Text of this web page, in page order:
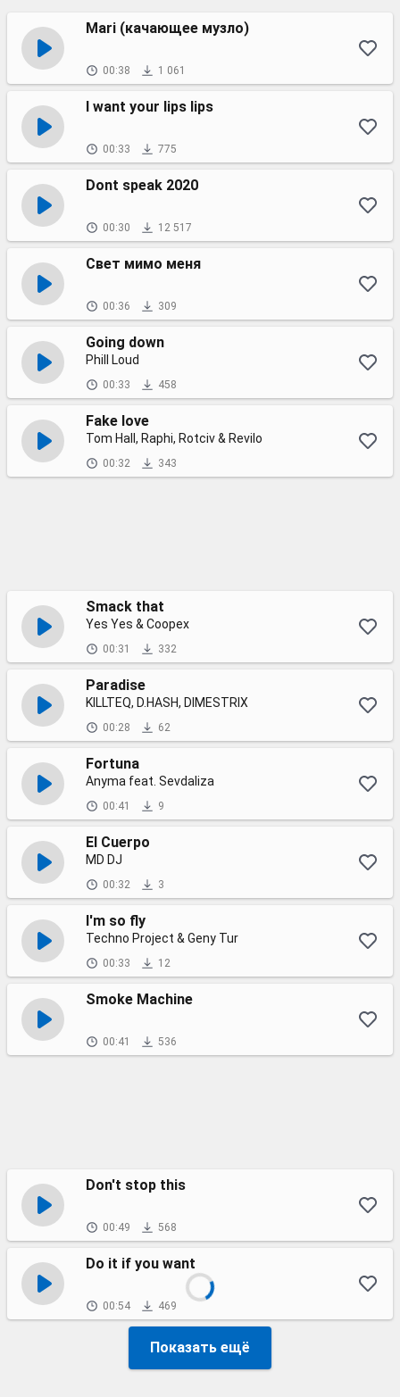
Mari (качающее музло)
00:38 1 061
I want your lips lips
00:33 775
Dont speak 2020
00:30 12 517
Свет мимо меня
00:36 309
Going down
Phill Loud
00:33 458
Fake love
Tom Hall, Raphi, Rotciv & Revilo
00:32 343
Smack that
Yes Yes & Coopex
00:31 332
Paradise
KILLTEQ, D.HASH, DIMESTRIX
00:28 62
Fortuna
Anyma feat. Sevdaliza
00:41 9
El Cuerpo
MD DJ
00:32 3
I'm so fly
Techno Project & Geny Tur
00:33 12
Smoke Machine
00:41 536
Don't stop this
00:49 568
Do it if you want
00:54 469
Показать ещё